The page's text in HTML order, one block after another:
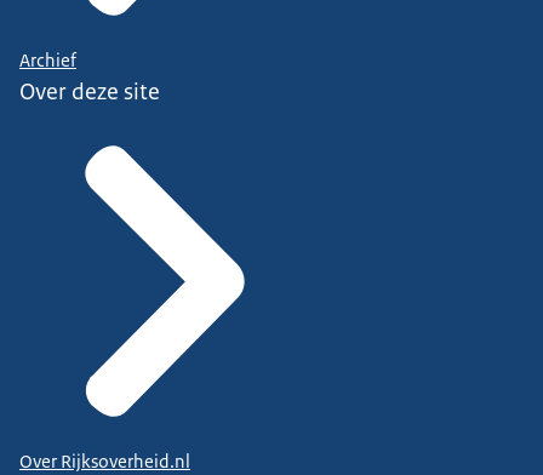
Archief
Over deze site
Over Rijksoverheid.nl